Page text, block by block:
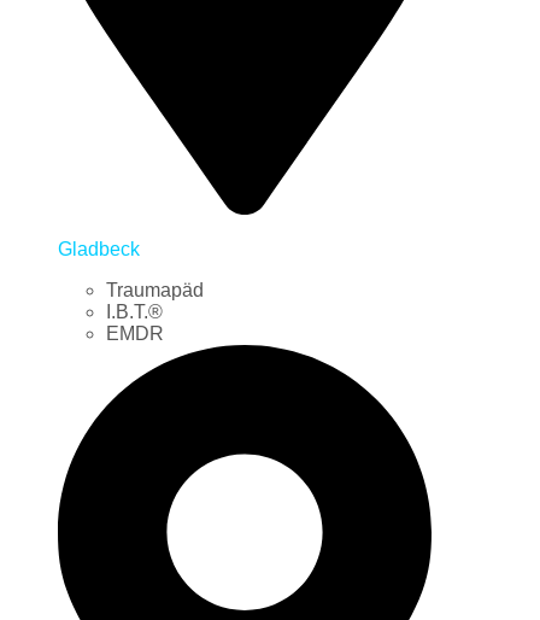
Gladbeck
Traumapäd
I.B.T.®
EMDR